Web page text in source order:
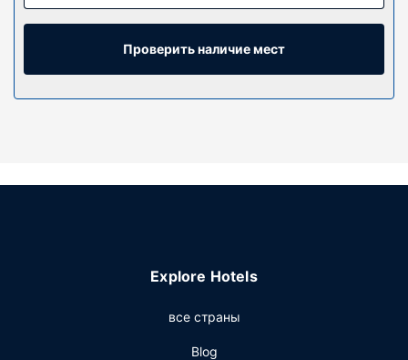
полноразмерный холодильник или морозильник и
плита. Чтобы вам не пришлось скучать, в номерах
установлены телевизоры Smart TV, на которых можно
Бесплатный завтрак (континентальный) предлагается
Проверить наличие мест
Explore Hotels
все страны
Blog